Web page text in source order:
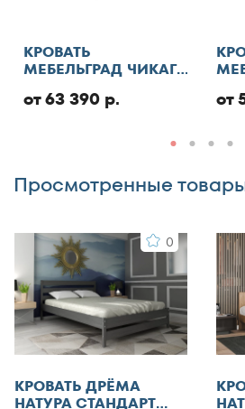
Отменить
Добавить
КРОВАТЬ
МЕБЕЛЬГРАД ЧИКАГО
от 63 390 р. от
Просмотренные
0
КРОВАТЬ ДРЁМА
НАТУРА СТАНДАРТ